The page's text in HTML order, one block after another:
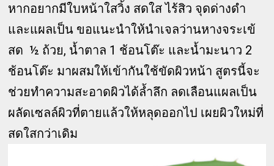
หากอยากมีใบหน้าใสวิ้ง สดใส ไร้สิว จุดด่างดำ
และแผลเป็น ขอแนะนำให้นำเจลว่านหางจระเข้
สด ½ ถ้วย, น้ำตาล 1 ช้อนโต๊ะ และน้ำมะนาว 2
ช้อนโต๊ะ มาผสมให้เข้ากันใช้ขัดผิวหน้า สูตรนี้จะ
ช่วยทำความสะอาดผิวได้ล้ำลึก ลดเลือนแผลเป็น
ผลัดเซลล์ผิวที่ตายแล้วให้หลุดออกไป เผยผิวใหม่ที่
สดใสกว่าเดิม